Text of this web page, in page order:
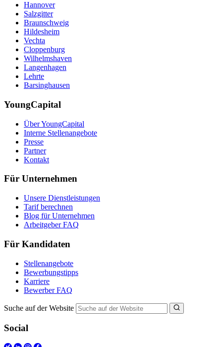
Hannover
Salzgitter
Braunschweig
Hildesheim
Vechta
Cloppenburg
Wilhelmshaven
Langenhagen
Lehrte
Barsinghausen
YoungCapital
Über YoungCapital
Interne Stellenangebote
Presse
Partner
Kontakt
Für Unternehmen
Unsere Dienstleistungen
Tarif berechnen
Blog für Unternehmen
Arbeitgeber FAQ
Für Kandidaten
Stellenangebote
Bewerbungstipps
Karriere
Bewerber FAQ
Suche auf der Website
Social